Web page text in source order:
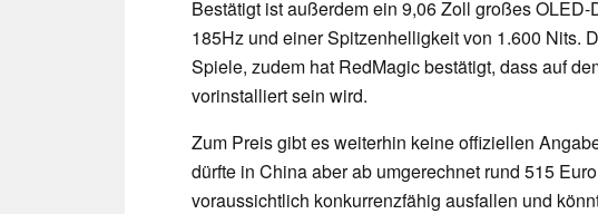
Bestätigt ist außerdem ein 9,06 Zoll großes
185Hz und einer Spitzenhelligkeit von 1.600 Nits.
Spiele, zudem hat RedMagic bestätigt, dass auf
vorinstalliert sein wird.
Zum Preis gibt es weiterhin keine offiziellen
dürfte in China aber ab umgerechnet rund 515
voraussichtlich konkurrenzfähig ausfallen und